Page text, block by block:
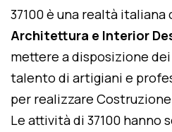
37100 è una realtà italiana
Architettura e Interior
mettere a disposizione
talento di artigiani e
per realizzare
Le attività di 37100 hanno